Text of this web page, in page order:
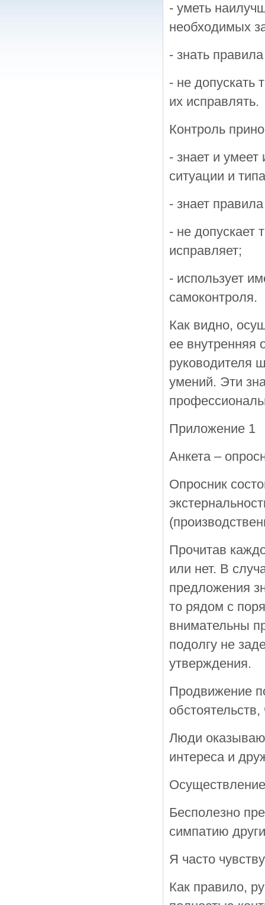
- уметь
необходимых
- знать
- не допускать
их исправлять.
Контроль
- знает и
ситуации и
- знает
- не допускает
исправляет;
- использует
самоконтроля.
Как видно,
ее внутренняя
руководителя
умений. Эти
Приложение 1
Анкета –
Опросник
Прочитав
или нет. В
предложения
то рядом с
внимательны
подолгу не
утверждения.
Продвижение
Люди
интереса и
Бесполезно
симпатию
Я часто
Как правило,